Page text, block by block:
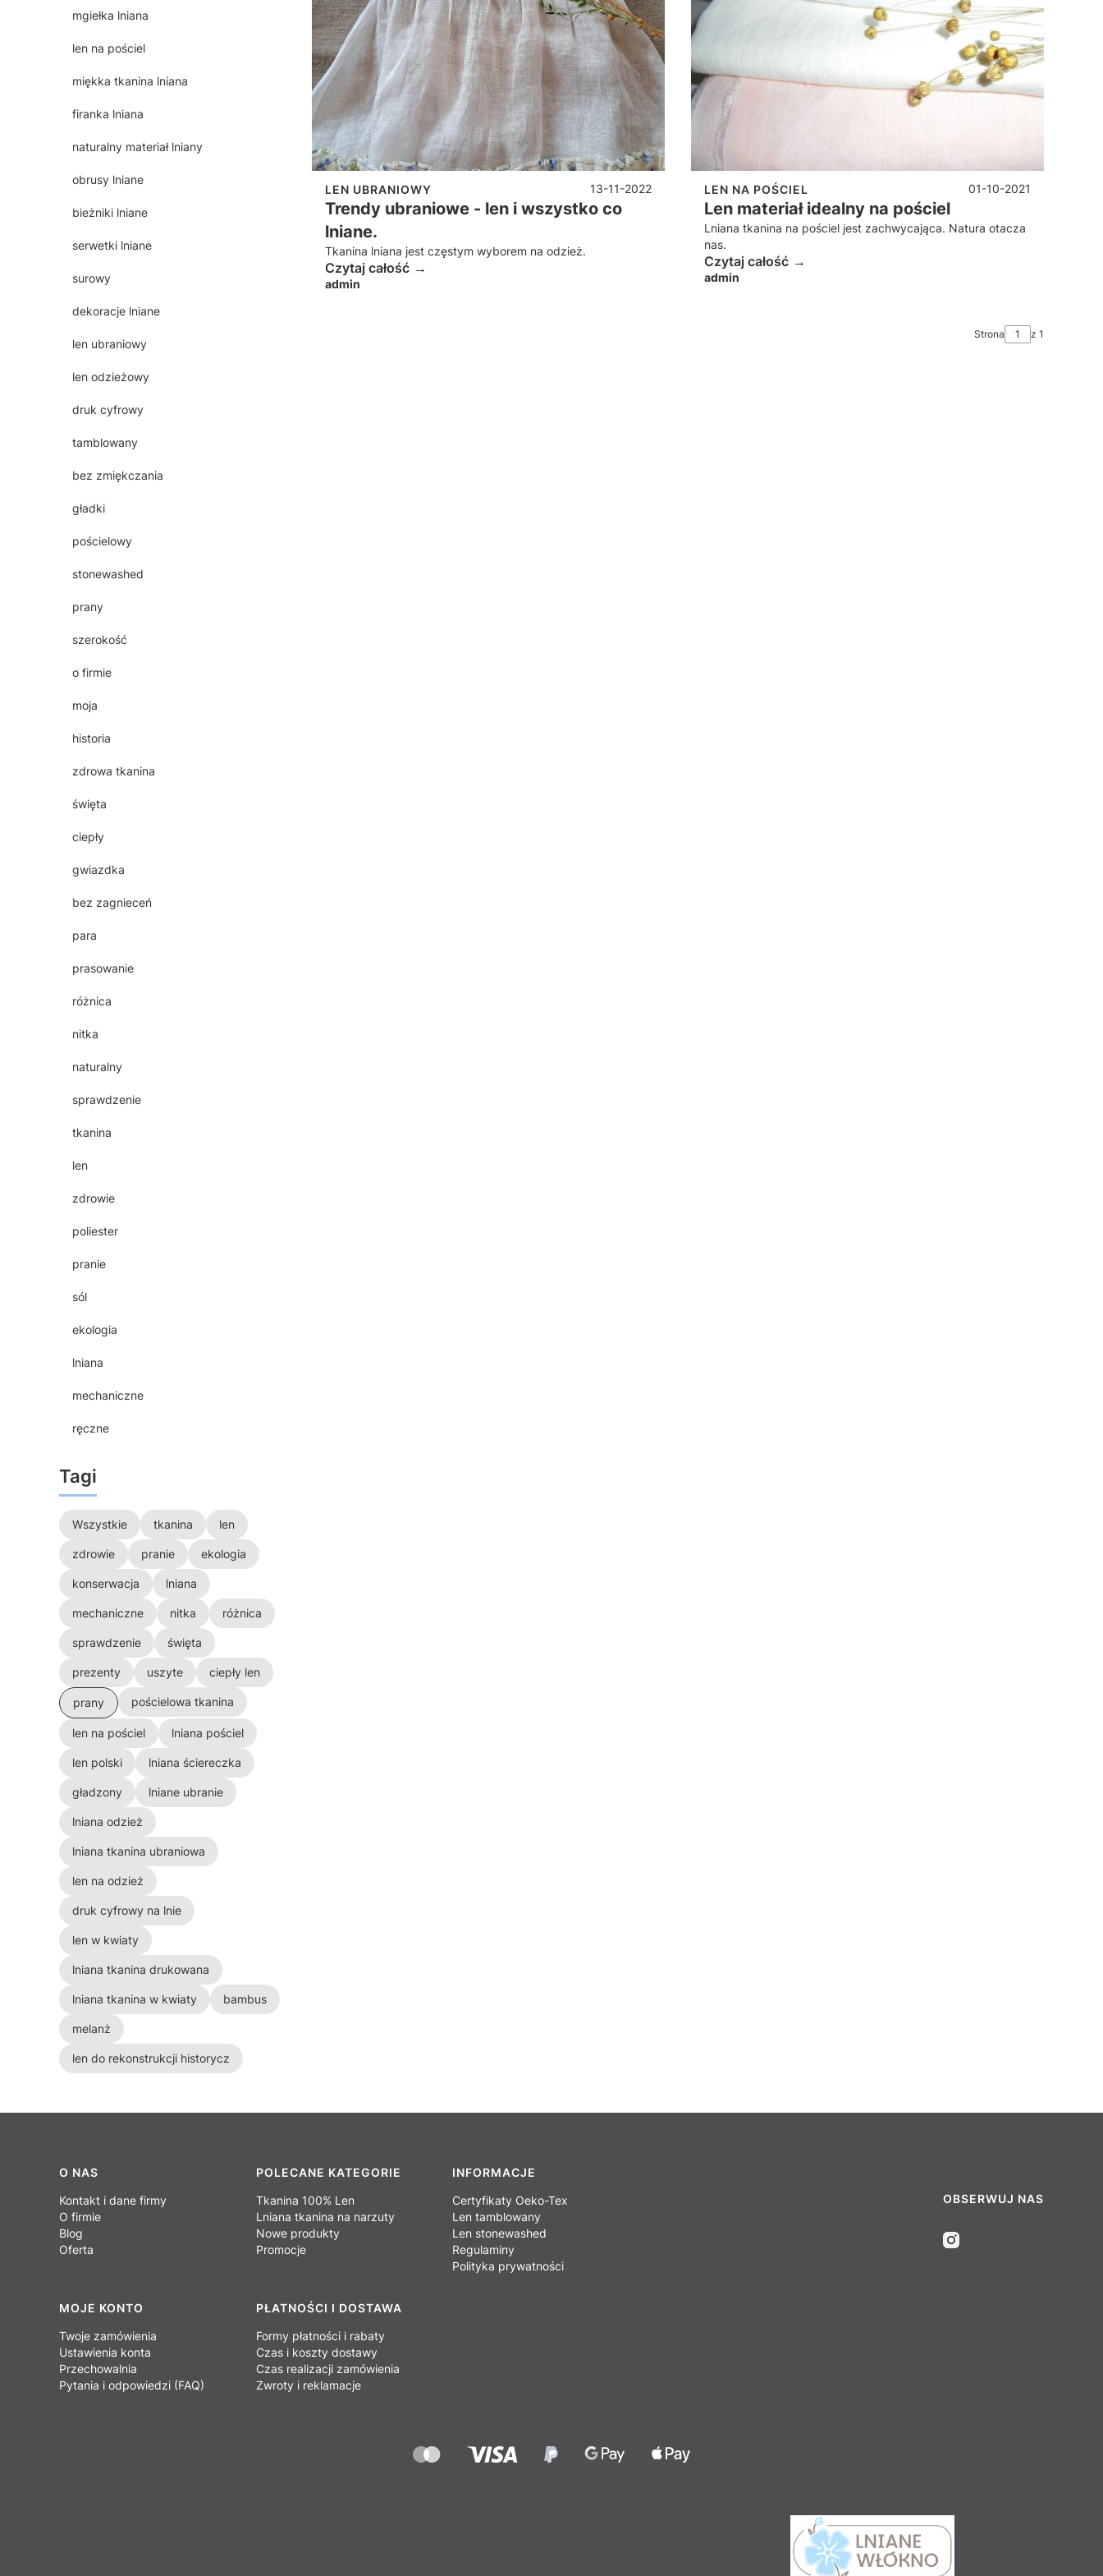
mgiełka lniana
len na pościel
miękka tkanina lniana
firanka lniana
naturalny materiał lniany
obrusy lniane
bieżniki lniane
serwetki lniane
surowy
dekoracje lniane
len ubraniowy
len odzieżowy
druk cyfrowy
tamblowany
bez zmiękczania
gładki
pościelowy
stonewashed
prany
szerokość
o firmie
moja
historia
zdrowa tkanina
święta
ciepły
gwiazdka
bez zagnieceń
para
prasowanie
różnica
nitka
naturalny
sprawdzenie
tkanina
len
zdrowie
poliester
pranie
sól
ekologia
lniana
mechaniczne
ręczne
Tagi
Wszystkie tkanina len
zdrowie pranie ekologia
konserwacja lniana
mechaniczne nitka różnica
sprawdzenie święta
prezenty uszyte ciepły len
prany pościelowa tkanina
len na pościel lniana pościel
len polski lniana ściereczka
gładzony lniane ubranie
lniana odzież
lniana tkanina ubraniowa
len na odzież
druk cyfrowy na lnie
len w kwiaty
lniana tkanina drukowana
lniana tkanina w kwiaty bambus
melanż
len do rekonstrukcji historycz
LEN UBRANIOWY 13-11-2022
Trendy ubraniowe - len i wszystko co
lniane.
Tkanina lniana jest częstym wyborem na odzież.
Czytaj całość
admin
LEN NA POŚCIEL 01-10-2021
Len materiał idealny na pościel
Lniana tkanina na pościel jest zachwycająca. Natura otacza
nas.
Czytaj całość
admin
Strona z 1
Linki w stopce
O NAS
Kontakt i dane firmy
O firmie
Blog
Oferta
POLECANE KATEGORIE
Tkanina 100% Len
Lniana tkanina na narzuty
Nowe produkty
Promocje
INFORMACJE
Certyfikaty Oeko-Tex
Len tamblowany
Len stonewashed
Regulaminy
Polityka prywatności
MOJE KONTO
Twoje zamówienia
Ustawienia konta
Przechowalnia
Pytania i odpowiedzi (FAQ)
PŁATNOŚCI I DOSTAWA
Formy płatności i rabaty
Czas i koszty dostawy
Czas realizacji zamówienia
Zwroty i reklamacje
OBSERWUJ NAS